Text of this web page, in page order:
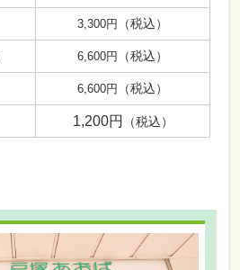
3,300円 （税込）
6,600円 （税込）
6,600円 （税込）
1,200円 （税込）